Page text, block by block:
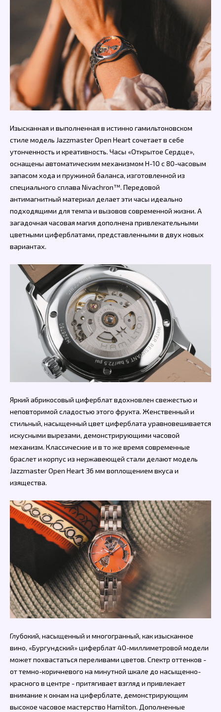
Изысканная и выполненная в истинно гамильтоновском
стиле модель Jazzmaster Open Heart сочетает в себе
утонченность и креативность. Часы «Открытое Сердце»,
оснащены автоматическим механизмом H-10 с 80-часовым
запасом хода и пружиной баланса, изготовленной из
специального сплава Nivachron™. Передовой
антимагнитный материал делает эти часы идеально
подходящими для темпа и вызовов современной жизни. А
загадочная часовая магия дополнена привлекательными
цветными циферблатами, представленными в двух новых
вариантах.
Яркий абрикосовый циферблат вдохновлен свежестью и
неповторимой сладостью этого фрукта. Женственный и
стильный, насыщенный цвет циферблата уравновешивается
искусными вырезами, демонстрирующими часовой
механизм. Классические и в то же время современные
браслет и корпус из нержавеющей стали делают модель
Jazzmaster Open Heart 36 мм воплощением вкуса и
изящества.
Глубокий, насыщенный и многогранный, как изысканное
вино, «Бургундский» циферблат 40-миллиметровой модели
может похвастаться переливами цветов. Спектр оттенков -
от темно-коричневого на минутной шкале до насыщенно-
красного в центре - притягивает взгляд и привлекает
внимание к окнам на циферблате, демонстрирующим
высокое часовое мастерство Hamilton. Дополненные